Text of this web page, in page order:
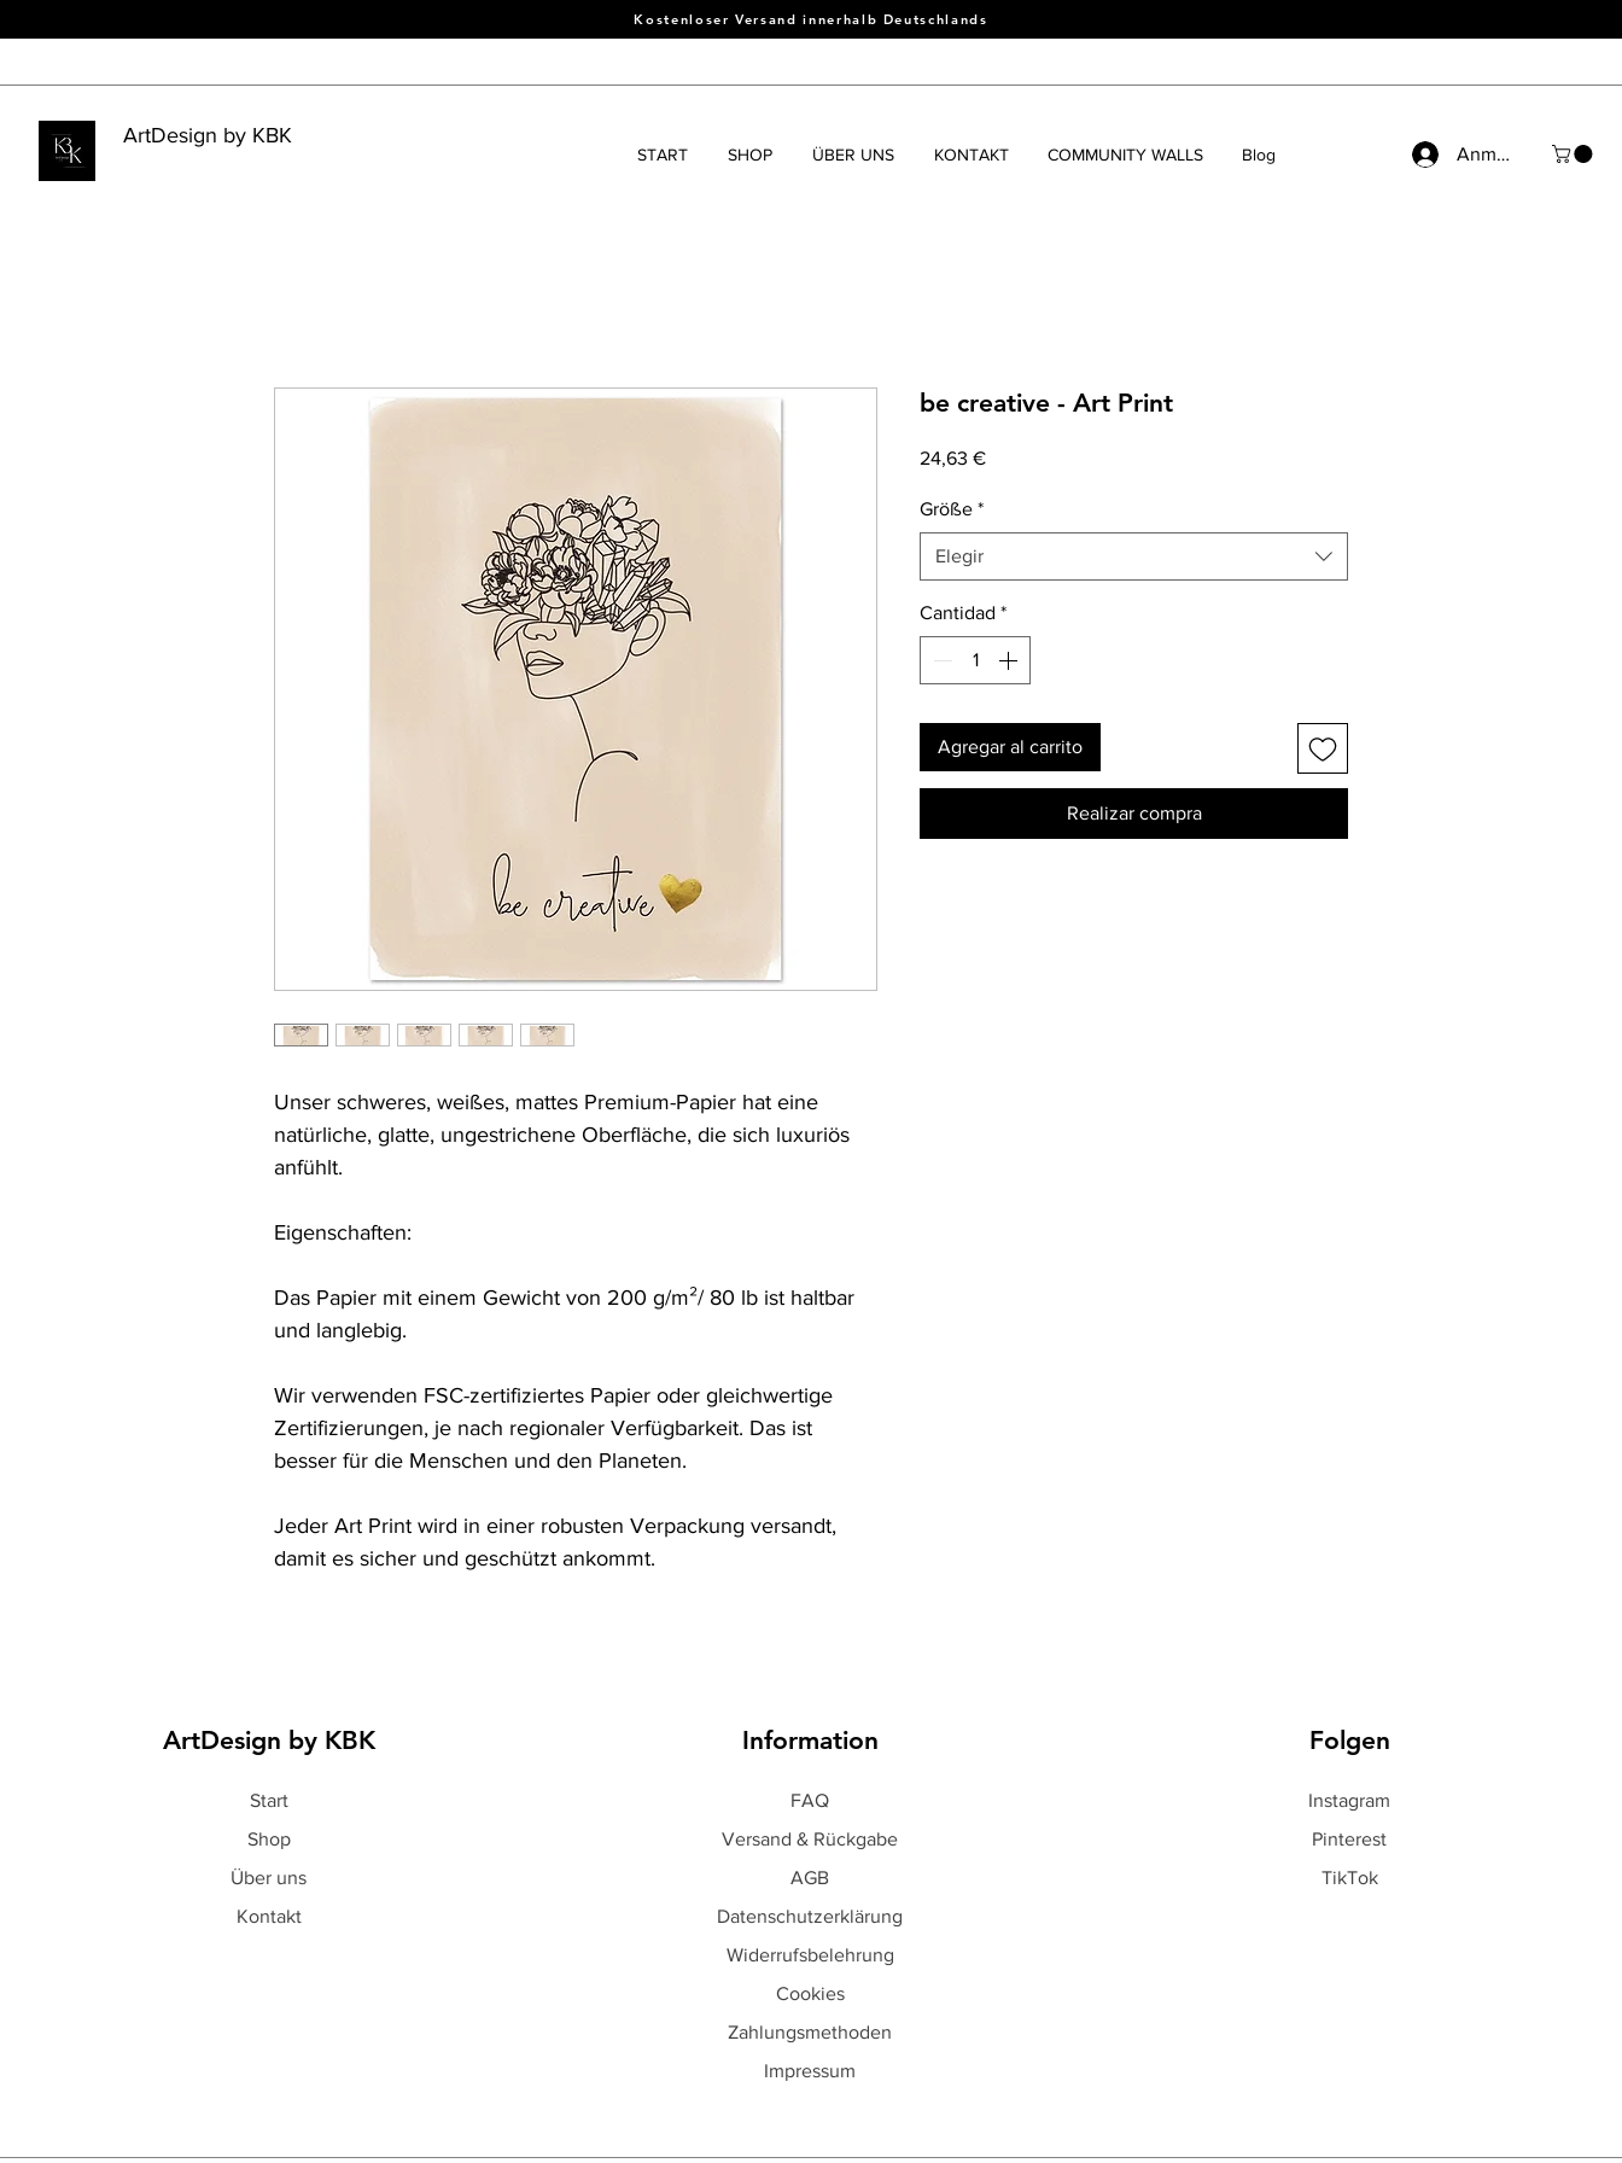
Kostenloser Versand innerhalb Deutschlands
ArtDesign by KBK
START SHOP ÜBER UNS KONTAKT COMMUNITY WALLS Blog Anmelden
Unser schweres, weißes, mattes Premium-Papier hat eine
natürliche, glatte, ungestrichene Oberfläche, die sich luxuriös
anfühlt.
Eigenschaften:
Das Papier mit einem Gewicht von 200 g/m²/ 80 lb ist haltbar
und langlebig.
Wir verwenden FSC-zertifiziertes Papier oder gleichwertige
Zertifizierungen, je nach regionaler Verfügbarkeit. Das ist
besser für die Menschen und den Planeten.
Jeder Art Print wird in einer robusten Verpackung versandt,
damit es sicher und geschützt ankommt.
be creative - Art Print
24,63 €Precio
Größe *
Elegir
Cantidad *
Agregar al carrito
Realizar compra
ArtDesign by KBK
Start
Shop
Über uns
Kontakt
Information
FAQ
Versand & Rückgabe
AGB
Datenschutzerklärung
Widerrufsbelehrung
Cookies
Zahlungsmethoden
Impressum
Folgen
Instagram
Pinterest
TikTok